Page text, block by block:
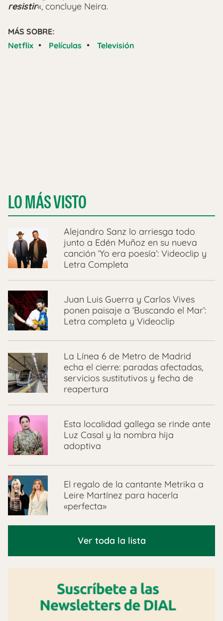
resistir«, concluye Neira.
MÁS SOBRE:
Netflix • Películas • Televisión
LO MÁS VISTO
Alejandro Sanz lo arriesga todo
junto a Edén Muñoz en su nueva
canción ‘Yo era poesía’: Videoclip y
Letra Completa
Juan Luis Guerra y Carlos Vives
ponen paisaje a ‘Buscando el Mar’:
Letra completa y Videoclip
La Línea 6 de Metro de Madrid
echa el cierre: paradas afectadas,
servicios sustitutivos y fecha de
reapertura
Esta localidad gallega se rinde ante
Luz Casal y la nombra hija
adoptiva
El regalo de la cantante Metrika a
Leire Martínez para hacerla
«perfecta»
Ver toda la lista